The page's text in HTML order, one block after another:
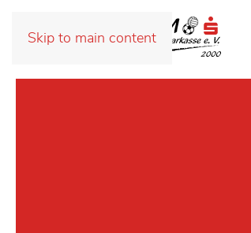
Skip to main content